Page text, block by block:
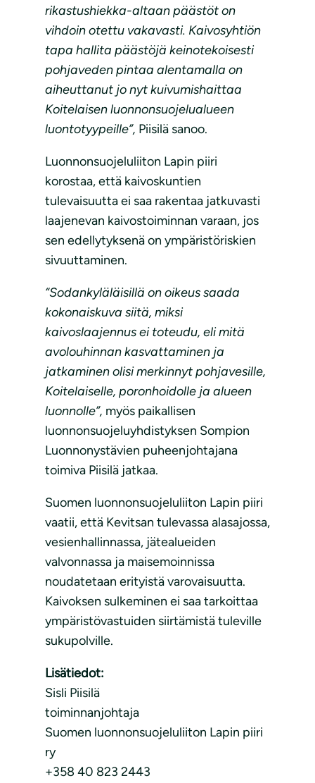
rikastushiekka-altaan päästöt on
vihdoin otettu vakavasti. Kaivosyhtiön
tapa hallita päästöjä keinotekoisesti
pohjaveden pintaa alentamalla on
aiheuttanut jo nyt kuivumishaittaa
Koitelaisen luonnonsuojelualueen
luontotyypeille”, Piisilä sanoo.
Luonnonsuojeluliiton Lapin piiri
korostaa, että kaivoskuntien
tulevaisuutta ei saa rakentaa jatkuvasti
laajenevan kaivostoiminnan varaan, jos
sen edellytyksenä on ympäristöriskien
sivuuttaminen.
“Sodankyläläisillä on oikeus saada
kokonaiskuva siitä, miksi
kaivoslaajennus ei toteudu, eli mitä
avolouhinnan kasvattaminen ja
jatkaminen olisi merkinnyt pohjavesille,
Koitelaiselle, poronhoidolle ja alueen
luonnolle”, myös paikallisen
luonnonsuojeluyhdistyksen Sompion
Luonnonystävien puheenjohtajana
toimiva Piisilä jatkaa.
Suomen luonnonsuojeluliiton Lapin piiri
vaatii, että Kevitsan tulevassa alasajossa,
vesienhallinnassa, jätealueiden
valvonnassa ja maisemoinnissa
noudatetaan erityistä varovaisuutta.
Kaivoksen sulkeminen ei saa tarkoittaa
ympäristövastuiden siirtämistä tuleville
sukupolville.
Lisätiedot:
Sisli Piisilä
toiminnanjohtaja
Suomen luonnonsuojeluliiton Lapin piiri
ry
+358 40 823 2443